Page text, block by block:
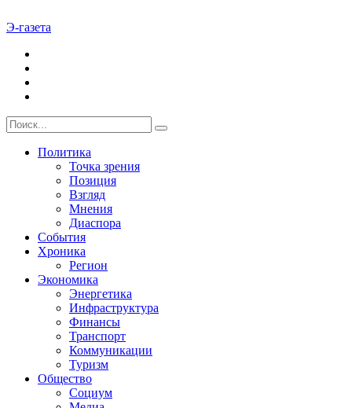
Э-газета
Политика
Точка зрения
Позиция
Взгляд
Мнения
Диаспора
События
Хроника
Регион
Экономика
Энергетика
Инфраструктура
Финансы
Транспорт
Коммуникации
Туризм
Общество
Социум